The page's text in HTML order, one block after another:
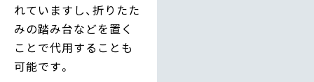
れていますし、折りたた
みの踏み台などを置く
ことで代用することも
可能です。